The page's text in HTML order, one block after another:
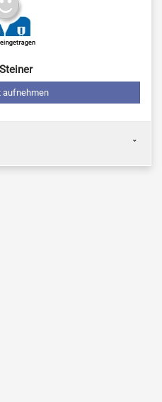
aufnehmen